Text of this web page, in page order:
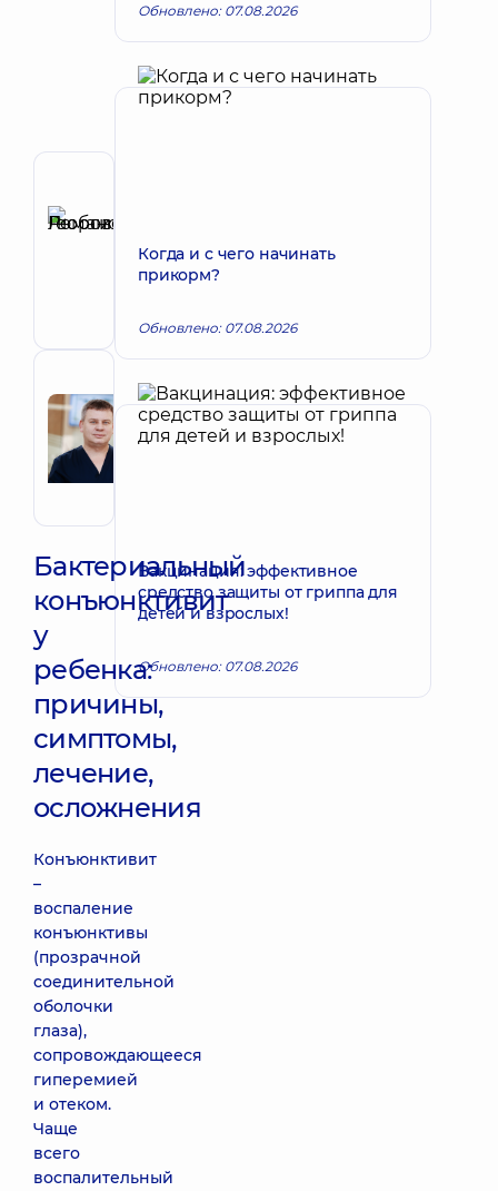
Георгиевна
Запись к врачу
Рецензент
Радченко
РоманЗапись к врачу
Бактериальный
конъюнктивит
у
ребенка:
причины,
симптомы,
лечение,
осложнения
Конъюнктивит
–
воспаление
конъюнктивы
(прозрачной
соединительной
оболочки
глаза),
сопровождающееся
гиперемией
и отеком.
Чаще
всего
воспалительный
Обновлено: 07.08.2026
Когда и с чего начинать
прикорм?
Обновлено: 07.08.2026
Вакцинация: эффективное
средство защиты от гриппа для
детей и взрослых!
Обновлено: 07.08.2026